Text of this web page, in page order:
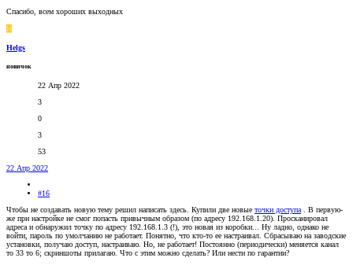
Спасибо, всем хороших выходных
H
Helgs
новичок
22 Апр 2022
3
0
3
53
22 Апр 2022
#16
Чтобы не создавать новую тему решил написать здесь. Купили две новые точки доступа
. В первую-
же при настройке не смог попасть привычным образом (по адресу 192.168.1.20). Просканировал
адреса и обнаружил точку по адресу 192.168.1.3 (!), это новая из коробки... Ну ладно, однако не
войти, пароль по умолчанию не работает. Понятно, что кто-то ее настраивал. Сбрасываю на заводские
установки, получаю доступ, настраиваю. Но, не работает! Постоянно (периодически) меняется канал
то 33 то 6; скриншоты прилагаю. Что с этим можно сделать? Или нести по гарантии?